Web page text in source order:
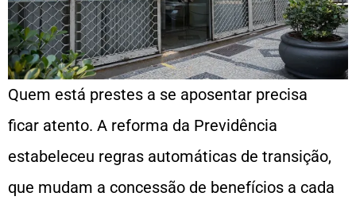
Quem está prestes a se aposentar precisa
ficar atento. A reforma da Previdência
estabeleceu regras automáticas de transição,
que mudam a concessão de benefícios a cada